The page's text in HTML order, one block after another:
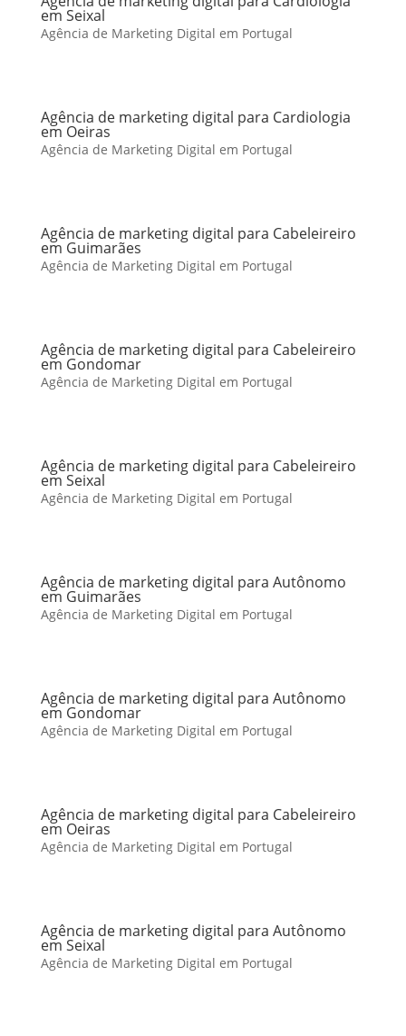
em Seixal
Agência de Marketing Digital em Portugal
Agência de marketing digital para Cardiologia
em Oeiras
Agência de Marketing Digital em Portugal
Agência de marketing digital para Cabeleireiro
em Guimarães
Agência de Marketing Digital em Portugal
Agência de marketing digital para Cabeleireiro
em Gondomar
Agência de Marketing Digital em Portugal
Agência de marketing digital para Cabeleireiro
em Seixal
Agência de Marketing Digital em Portugal
Agência de marketing digital para Autônomo
em Guimarães
Agência de Marketing Digital em Portugal
Agência de marketing digital para Autônomo
em Gondomar
Agência de Marketing Digital em Portugal
Agência de marketing digital para Cabeleireiro
em Oeiras
Agência de Marketing Digital em Portugal
Agência de marketing digital para Autônomo
em Seixal
Agência de Marketing Digital em Portugal